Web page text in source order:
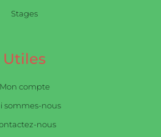
Stages
Utiles
Mon compte
sommes-nous
nous